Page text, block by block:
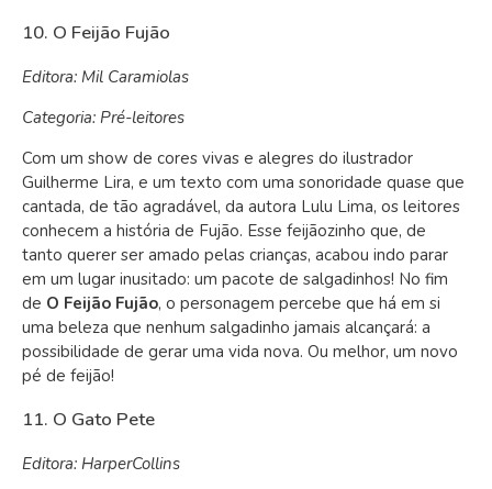
10. O Feijão Fujão
Editora: Mil Caramiolas
Categoria: Pré-leitores
Com um show de cores vivas e alegres do ilustrador
Guilherme Lira, e um texto com uma sonoridade quase que
cantada, de tão agradável, da autora Lulu Lima, os leitores
conhecem a história de Fujão. Esse feijãozinho que, de
tanto querer ser amado pelas crianças, acabou indo parar
em um lugar inusitado: um pacote de salgadinhos! No fim
de O Feijão Fujão, o personagem percebe que há em si
uma beleza que nenhum salgadinho jamais alcançará: a
possibilidade de gerar uma vida nova. Ou melhor, um novo
pé de feijão!
11. O Gato Pete
Editora: HarperCollins